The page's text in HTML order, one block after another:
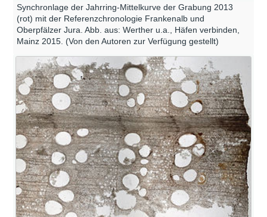
Synchronlage der Jahrring-Mittelkurve der Grabung 2013
(rot) mit der Referenzchronologie Frankenalb und
Oberpfälzer Jura. Abb. aus: Werther u.a., Häfen verbinden,
Mainz 2015. (Von den Autoren zur Verfügung gestellt)